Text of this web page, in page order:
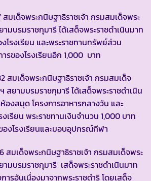
มเด็จพระกนิษฐาธิราชเจ้า กรมสมเด็จพระ
มบรมราชกุมารี ได้เสด็จพระราชดำเนินมาท
โรงเรียน และพระราชทานทรัพย์ส่วน
รของโรงเรียนอีก 1,000 บาท
สมเด็จพระกนิษฐาธิราชเจ้า กรมสมเด็จ
สยามบรมราชกุมารี ได้เสด็จพระราชดำเนิน
องสมุด โครงการอาหารกลางวัน และ
งเรียน พระราชทานเงินจำนวน 1,000 บาท
องโรงเรียนและมอบอุปกรณ์กีฬา
สมเด็จพระกนิษฐาธิราชเจ้า กรมสมเด็จพระ
มบรมราชกุมารี เสด็จพระราชดำเนินมาท
ารอันเนื่องมาจากพระราชดำริ โดยเสด็จ